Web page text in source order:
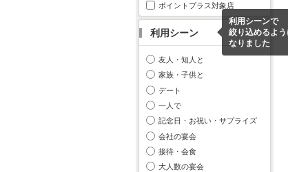
ポイントプラス対象店
利用シーン
利用シーンで
絞り込めるよう
なりました
友人・知人と
家族・子供と
デート
一人で
記念日・お祝い・サプライズ
会社の宴会
接待・会食
大人数の宴会